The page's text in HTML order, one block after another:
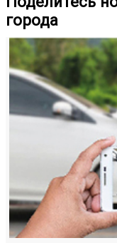
города